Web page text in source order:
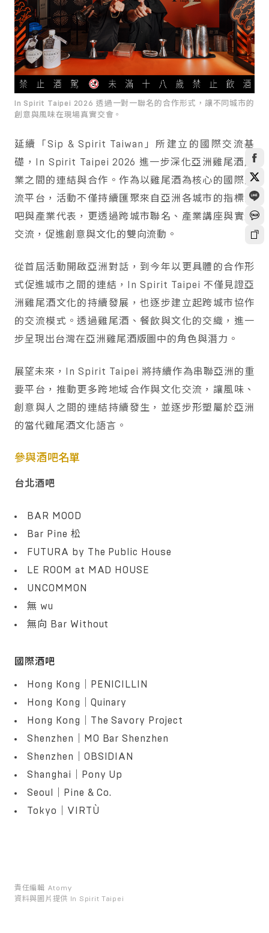
In Spirit Taipei 2026 透過一對一聯名的合作形式，讓不同城市的
創意與風味在現場真實交會。
延續「Sip & Spirit Taiwan」所建立的國際交流基
礎，In Spirit Taipei 2026 進一步深化亞洲雞尾酒產
業之間的連結與合作。作為以雞尾酒為核心的國際交
流平台，活動不僅持續匯聚來自亞洲各城市的指標酒
吧與產業代表，更透過跨城市聯名、產業講座與實體
交流，促進創意與文化的雙向流動。
從首屆活動開啟亞洲對話，到今年以更具體的合作形
式促進城市之間的連結，In Spirit Taipei 不僅見證亞
洲雞尾酒文化的持續發展，也逐步建立起跨城市協作
的交流模式。透過雞尾酒、餐飲與文化的交織，進一
步呈現出台灣在亞洲雞尾酒版圖中的角色與潛力。
展望未來，In Spirit Taipei 將持續作為串聯亞洲的重
要平台，推動更多跨地域合作與文化交流，讓風味、
創意與人之間的連結持續發生，並逐步形塑屬於亞洲
的當代雞尾酒文化語言。
參與酒吧名單
台北酒吧
BAR MOOD
Bar Pine 松
FUTURA by The Public House
LE ROOM at MAD HOUSE
UNCOMMON
無 wu
無向 Bar Without
國際酒吧
Hong Kong｜PENICILLIN
Hong Kong｜Quinary
Hong Kong｜The Savory Project
Shenzhen｜MO Bar Shenzhen
Shenzhen｜OBSIDIAN
Shanghai｜Pony Up
Seoul｜Pine & Co.
Tokyo｜VIRTÙ
責任編輯 Atomy
資料與圖片提供 In Spirit Taipei